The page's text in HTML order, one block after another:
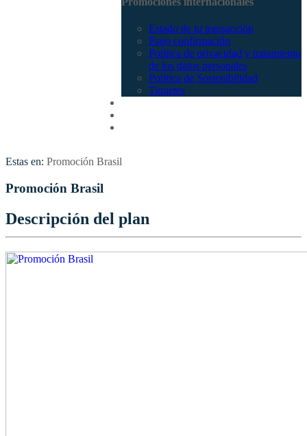
Estado de tu transacción
Pago confirmación
Política de privacidad y tratamiento
de los datos personales
Política de Sostenibilidad
Tiquetes
Estas en: Promoción Brasil
Promoción Brasil
Descripción del plan